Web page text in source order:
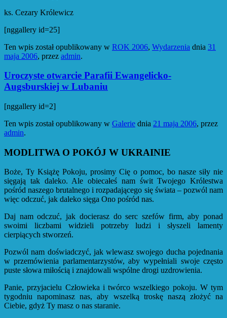
ks. Cezary Królewicz
[nggallery id=25]
Ten wpis został opublikowany w ROK 2006, Wydarzenia dnia 31
maja 2006, przez admin.
Uroczyste otwarcie Parafii Ewangelicko-
Augsburskiej w Lubaniu
[nggallery id=2]
Ten wpis został opublikowany w Galerie dnia 21 maja 2006, przez
admin.
MODLITWA O POKÓJ W UKRAINIE
Boże, Ty Książę Pokoju, prosimy Cię o pomoc, bo nasze siły nie
sięgają tak daleko. Ale obiecałeś nam świt Twojego Królestwa
pośród naszego brutalnego i rozpadającego się świata – pozwól nam
więc odczuć, jak daleko sięga Ono pośród nas.
Daj nam odczuć, jak docierasz do serc szefów firm, aby ponad
swoimi liczbami widzieli potrzeby ludzi i słyszeli lamenty
cierpiących stworzeń.
Pozwól nam doświadczyć, jak wlewasz swojego ducha pojednania
w przemówienia parlamentarzystów, aby wypełniali swoje często
puste słowa miłością i znajdowali wspólne drogi uzdrowienia.
Panie, przyjacielu Człowieka i twórco wszelkiego pokoju. W tym
tygodniu napominasz nas, aby wszelką troskę naszą złożyć na
Ciebie, gdyż Ty masz o nas staranie.